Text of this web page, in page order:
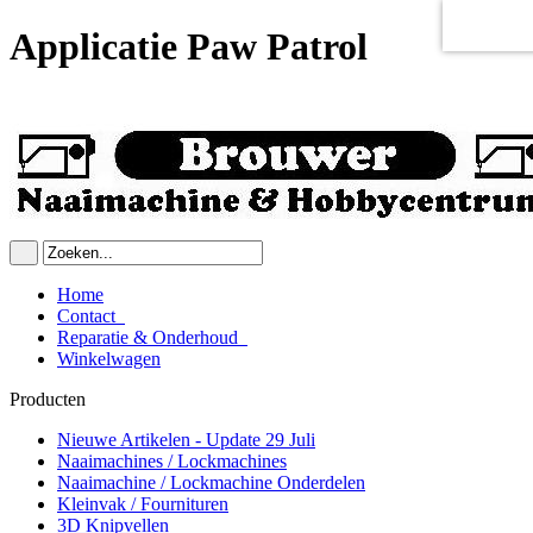
Applicatie Paw Patrol
Home
Contact
Reparatie & Onderhoud
Winkelwagen
Producten
Nieuwe Artikelen - Update 29 Juli
Naaimachines / Lockmachines
Naaimachine / Lockmachine Onderdelen
Kleinvak / Fournituren
3D Knipvellen